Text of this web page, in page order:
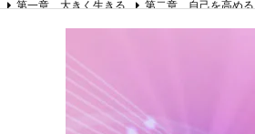
第一章 大きく生きる 第二章 自己を高める